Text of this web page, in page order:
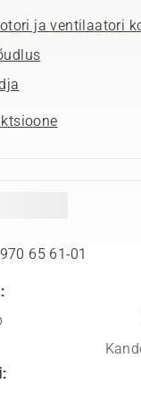
ja ventilaatori
65 61‑01